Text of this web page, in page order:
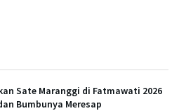
Sate Maranggi di Fatmawati 2026
Bumbunya Meresap